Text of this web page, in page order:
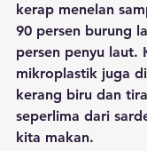
kerap menelan
90 persen burung
persen penyu laut.
mikroplastik juga
kerang biru dan
seperlima dari
kita makan.